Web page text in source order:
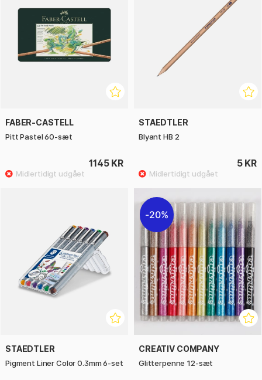
FABER-CASTELL
Pitt Pastel 60-sæt
1145 KR
STAEDTLER
Blyant HB 2
5 KR
STAEDTLER
Pigment Liner Color 0.3mm 6-set
20%
CREATIV COMPANY
Glitterpenne 12-sæt